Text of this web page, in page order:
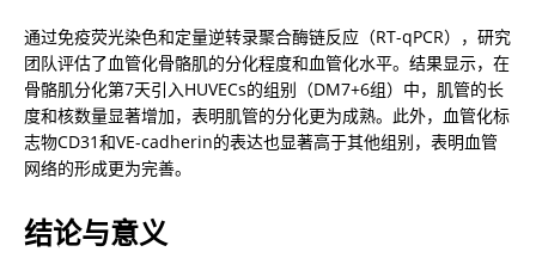
通过免疫荧光染色和定量逆转录聚合酶链反应（RT-qPCR），研究
团队评估了血管化骨骼肌的分化程度和血管化水平。结果显示，在
骨骼肌分化第7天引入HUVECs的组别（DM7+6组）中，肌管的长
度和核数量显著增加，表明肌管的分化更为成熟。此外，血管化标
志物CD31和VE-cadherin的表达也显著高于其他组别，表明血管
网络的形成更为完善。
结论与意义